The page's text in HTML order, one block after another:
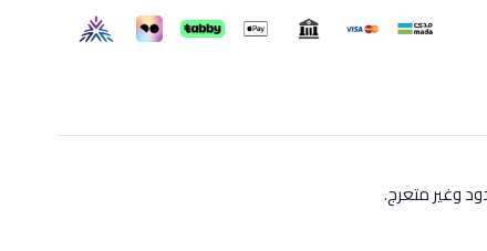
وغير متعرج.